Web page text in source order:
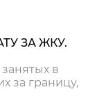
ЗА ЖКУ.
в
за границу,